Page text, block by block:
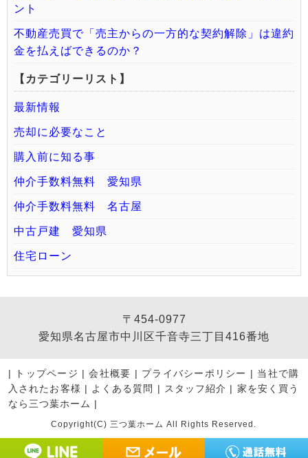
ント
不動産売買で「売主からの一方的な契約解除」は違約
金を払えばできるのか？
【カテゴリーリスト】
最新情報
売却に必要なこと
購入前に知る事
仲介手数料無料 愛知県
仲介手数料無料 名古屋
中古戸建 愛知県
住宅ローン
〒454-0977
愛知県名古屋市中川区千音寺三丁目416番地
| トップページ |会社概要 | プライバシーポリシー | 当社で購
入されたお客様 | よくある質問 | スタッフ紹介 | 家を安く買う
なら三つ葉ホーム |
Copyright(C) 三つ葉ホーム All Rights Reserved.